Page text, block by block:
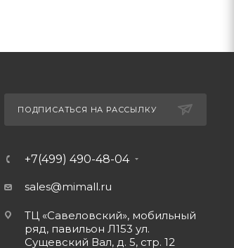
ПОДПИСАТЬСЯ НА РАССЫЛКУ
+7(499) 490-48-04
sales@mimall.ru
ТЦ «Савеловский», мобильный
ряд, павильон Л153 ул.
Сущевский Вал, д. 5, стр. 12